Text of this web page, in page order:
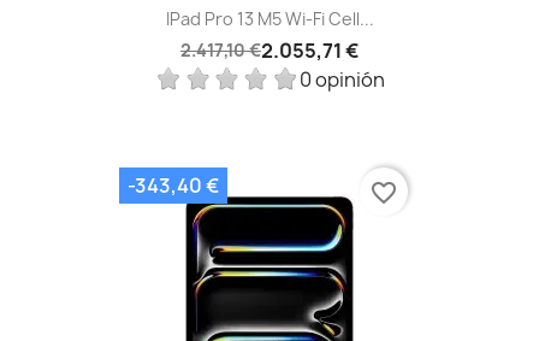
IPad Pro 13 M5 Wi‑Fi Cell...
2.417,10 €2.055,71 €
0 opinión
-343,40 € favorite_border